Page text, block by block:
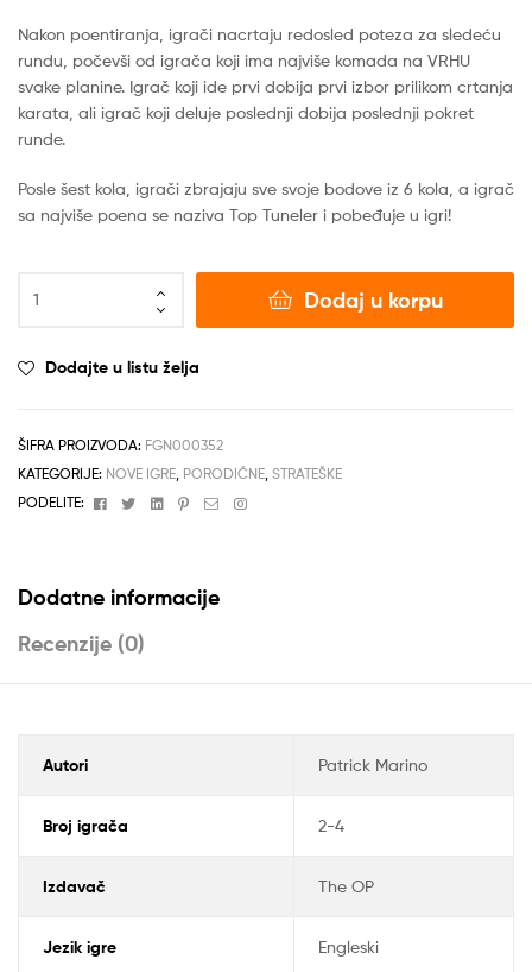
Nakon poentiranja, igrači nacrtaju redosled poteza za sledeću
rundu, počevši od igrača koji ima najviše komada na VRHU
svake planine. Igrač koji ide prvi dobija prvi izbor prilikom crtanja
karata, ali igrač koji deluje poslednji dobija poslednji pokret
runde.
Posle šest kola, igrači zbrajaju sve svoje bodove iz 6 kola, a igrač
sa najviše poena se naziva Top Tuneler i pobeđuje u igri!
Dodaj u korpu
Dodajte u listu želja
ŠIFRA PROIZVODA: FGN000352
KATEGORIJE: NOVE IGRE, PORODIČNE, STRATEŠKE
PODELITE:
FacebookTwitterLinkedinPinterest
EmailInstagram
Dodatne informacije
Recenzije (0)
Autori Patrick Marino
Broj igrača 2-4
Izdavač The OP
Jezik igre Engleski